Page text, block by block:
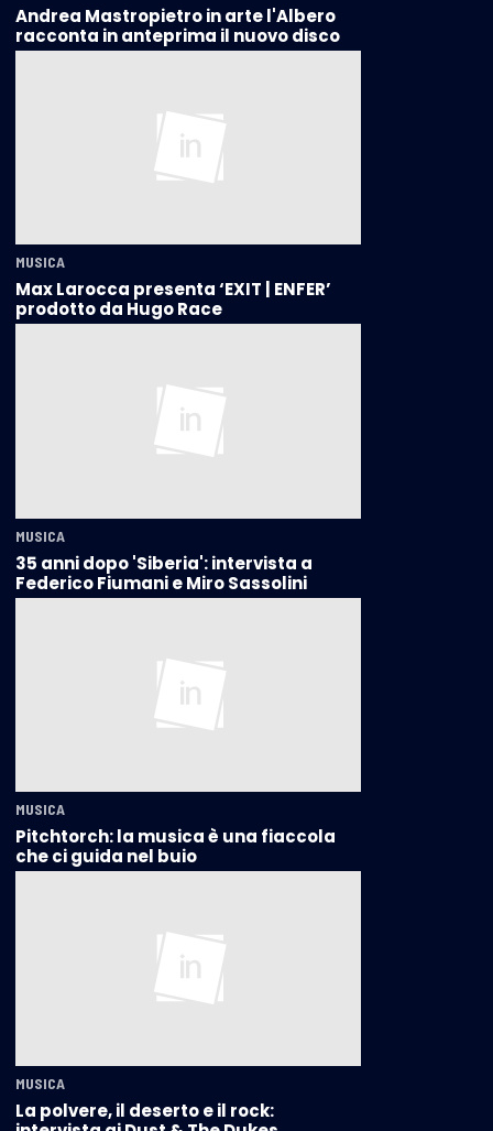
Andrea Mastropietro in arte l'Albero
racconta in anteprima il nuovo disco
MUSICA
Max Larocca presenta ‘EXIT | ENFER’
prodotto da Hugo Race
MUSICA
35 anni dopo 'Siberia': intervista a
Federico Fiumani e Miro Sassolini
MUSICA
Pitchtorch: la musica è una fiaccola
che ci guida nel buio
MUSICA
La polvere, il deserto e il rock: